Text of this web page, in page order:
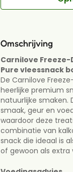
Omschrijving
Carnilove
Pure vleessnack
De Carnilove
een heerlijke
van pure,
vriesdroogproces
voedingsstoffen
treats extra
combinatie van
eiwitrijke snack
training,
Carnilove Freeze-
Pure vleessnack
De Carnilove
heerlijke premium
natuurlijke smaken.
smaak, geur en
waardoor deze
combinatie van
snack die ideaal is
of gewoon als